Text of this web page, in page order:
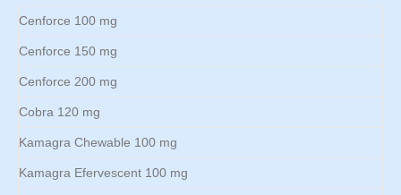
Cenforce 100 mg
Cenforce 150 mg
Cenforce 200 mg
Cobra 120 mg
Kamagra Chewable 100 mg
Kamagra Efervescent 100 mg